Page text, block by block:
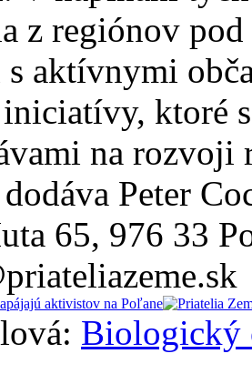
z regiónov
s aktívnymi
ktoré
na
Peter
65, 976 33
Biologický